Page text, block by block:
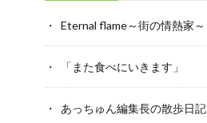
Eternal flame～街の情熱家～
「また食べにいきます」
あっちゅん編集長の散歩日記